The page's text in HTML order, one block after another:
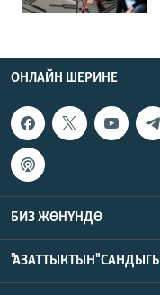
ОНЛАЙН ШЕРИНЕ
БИЗ ЖӨНҮНДӨ
"АЗАТТЫКТЫН" САНДЫГЫ